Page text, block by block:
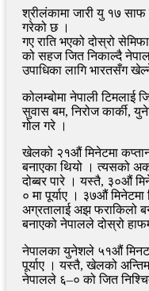
श्रीलंकामा जारी यु १७ साफ
गरेको छ ।
गए राति भएको दोस्रो
को सहज जित निकाल्दै
उपाधिका लागि भारतसँग
कोलम्बोमा नेपाली टिमलाई
सुवास बम, निरोज कार्की,
गोल गरे ।
खेलको २१औं मिनेटमा
बनाएका थियो । त्यसको
दोब्बर पारे । यस्तै, ३०औं
० मा पूर्याए । ३७औं मिनेटमा
अग्रतालाई अझ फराकिलो
बनाएको नेपालले दोस्रो
नेपालका युनेशले ५१औं
पूर्याए । यस्तै, खेलको
नेपालले ६–० को जित